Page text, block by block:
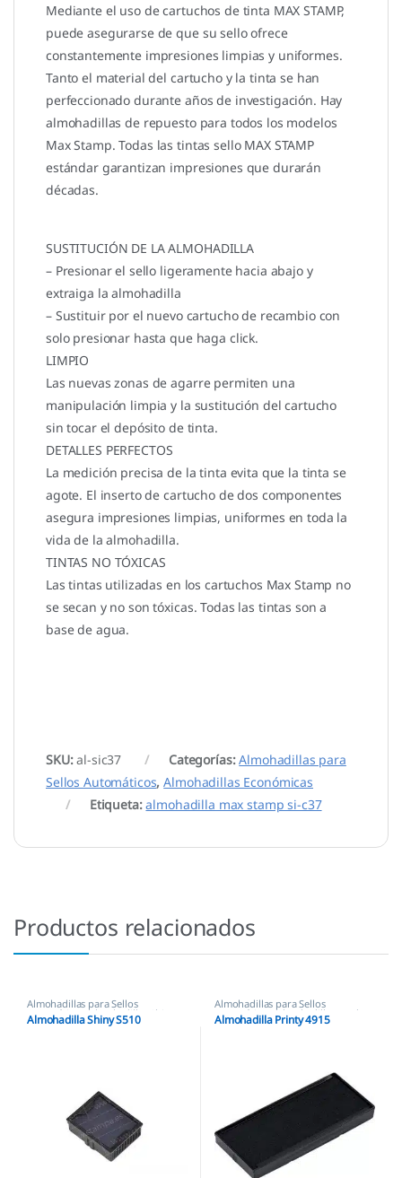
Mediante el uso de cartuchos de tinta MAX STAMP,
puede asegurarse de que su sello ofrece
constantemente impresiones limpias y uniformes.
Tanto el material del cartucho y la tinta se han
perfeccionado durante años de investigación. Hay
almohadillas de repuesto para todos los modelos
Max Stamp. Todas las tintas sello MAX STAMP
estándar garantizan impresiones que durarán
décadas.
SUSTITUCIÓN DE LA ALMOHADILLA
– Presionar el sello ligeramente hacia abajo y
extraiga la almohadilla
– Sustituir por el nuevo cartucho de recambio con
solo presionar hasta que haga click.
LIMPIO
Las nuevas zonas de agarre permiten una
manipulación limpia y la sustitución del cartucho
sin tocar el depósito de tinta.
DETALLES PERFECTOS
La medición precisa de la tinta evita que la tinta se
agote. El inserto de cartucho de dos componentes
asegura impresiones limpias, uniformes en toda la
vida de la almohadilla.
TINTAS NO TÓXICAS
Las tintas utilizadas en los cartuchos Max Stamp no
se secan y no son tóxicas. Todas las tintas son a
base de agua.
SKU:al-sic37 Categorías:Almohadillas para
Sellos Automáticos,Almohadillas Económicas
Etiqueta:almohadilla max stamp si-c37
Productos relacionados
Almohadillas para Sellos
Automáticos ,Almohadillas Shiny
Almohadilla Shiny S510
Almohadillas para Sellos
Automáticos ,Almohadillas Trodat
Almohadilla Printy 4915